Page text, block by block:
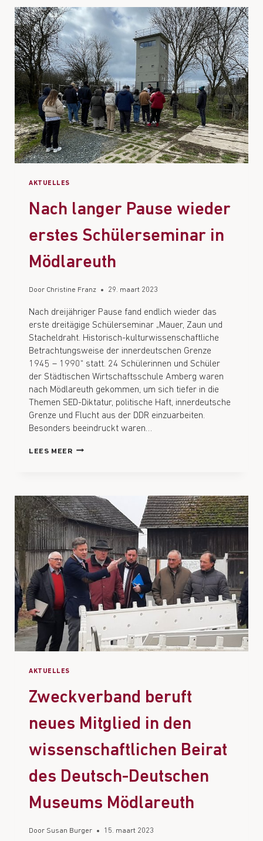
AKTUELLES
Nach langer Pause wieder
erstes Schülerseminar in
Mödlareuth
Door Christine Franz 29. maart 2023
Nach dreijähriger Pause fand endlich wieder das
erste dreitägige Schülerseminar „Mauer, Zaun und
Stacheldraht. Historisch-kulturwissenschaftliche
Betrachtungsweise der innerdeutschen Grenze
1945 – 1990“ statt. 24 Schülerinnen und Schüler
der Städtischen Wirtschaftsschule Amberg waren
nach Mödlareuth gekommen, um sich tiefer in die
Themen SED-Diktatur, politische Haft, innerdeutsche
Grenze und Flucht aus der DDR einzuarbeiten.
Besonders beeindruckt waren…
LEES MEER
AKTUELLES
Zweckverband beruft
neues Mitglied in den
wissenschaftlichen Beirat
des Deutsch-Deutschen
Museums Mödlareuth
Door Susan Burger 15. maart 2023